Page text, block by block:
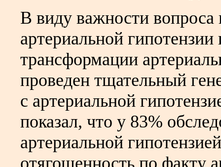
В виду важности
артериальной
трансформации
проведен тщательный
с артериальной
показал, что у 83%
артериальной